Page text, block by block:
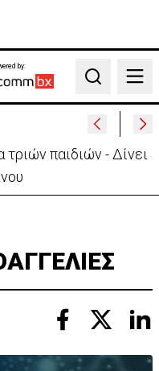
by:
Search
τραμ - Τουλάχιστον